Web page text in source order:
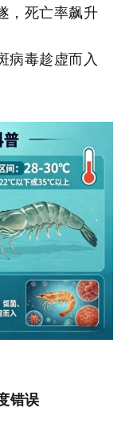
，死亡率飙升
病毒趁虚而入
错误